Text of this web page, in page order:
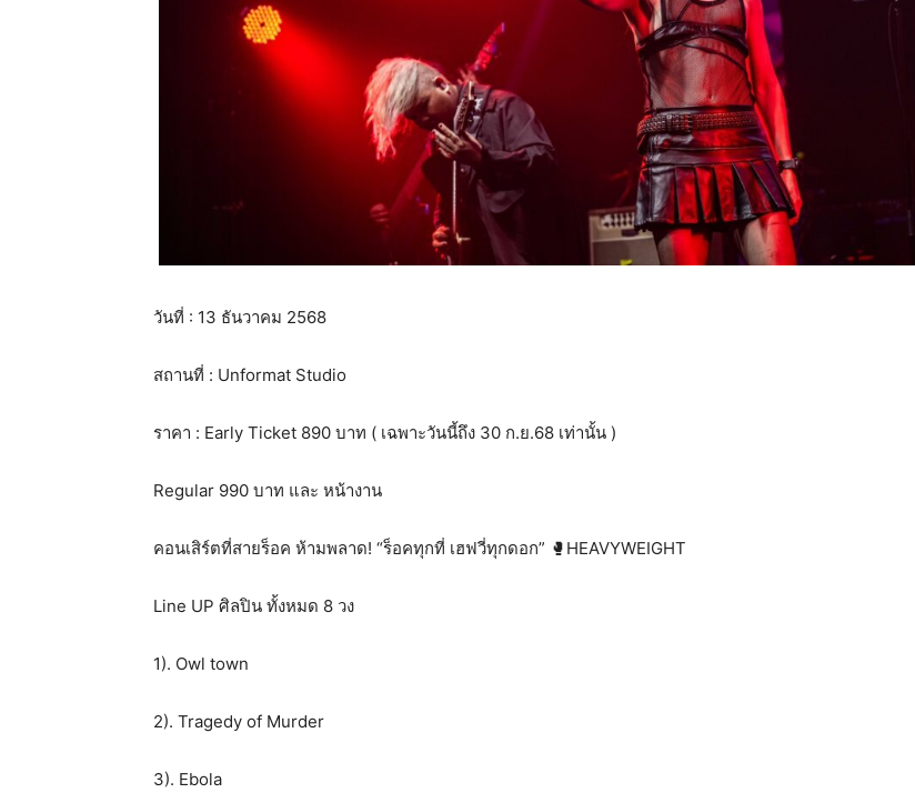
วันที่ : 13 ธันวาคม 2568
สถานที่ : Unformat Studio
ราคา : Early Ticket 890 บาท ( เฉพาะวันนี้ถึง 30 ก.ย.68 เท่านั้น )
Regular 990 บาท และ หน้างาน
คอนเสิร์ตที่สายร็อค ห้ามพลาด! “ร็อคทุกที่ เฮฟวี่ทุกดอก” 🥊HEAVYWEIGHT
Line UP ศิลปิน ทั้งหมด 8 วง
1). Owl town
2). Tragedy of Murder
3). Ebola